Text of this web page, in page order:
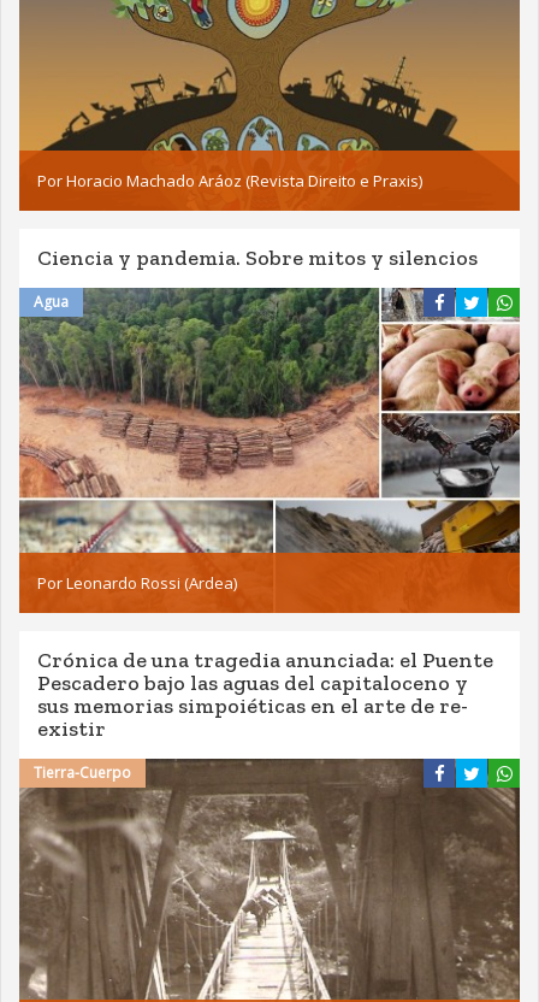
Por Horacio Machado Aráoz (Revista Direito e Praxis)
Ciencia y pandemia. Sobre mitos y silencios
Agua
Por Leonardo Rossi (Ardea)
Crónica de una tragedia anunciada: el Puente
Pescadero bajo las aguas del capitaloceno y
sus memorias simpoiéticas en el arte de re-
existir
Tierra-Cuerpo